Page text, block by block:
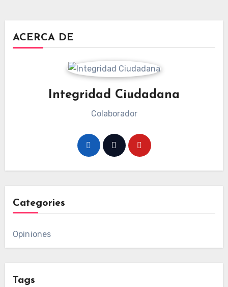
ACERCA DE
Integridad Ciudadana
Colaborador
Categories
Opiniones
Tags